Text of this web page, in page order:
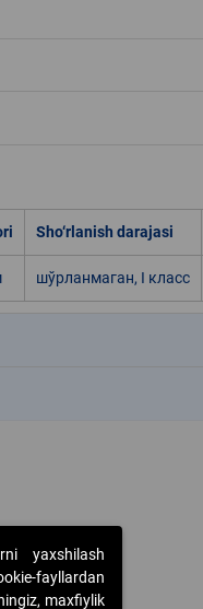
Sho‘rlanish darajasi
шўрланмаган, I класс
yaxshilash
fayllardan
maxfiylik